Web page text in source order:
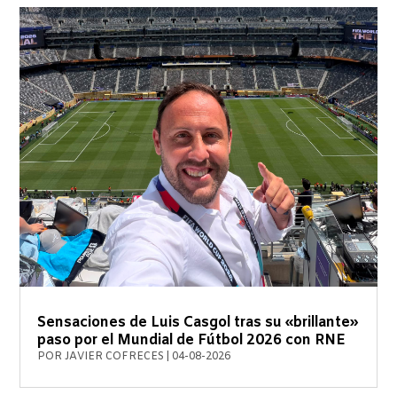
Sensaciones de Luis Casgol tras su «brillante»
paso por el Mundial de Fútbol 2026 con RNE
PORJAVIER COFRECES 04-08-2026